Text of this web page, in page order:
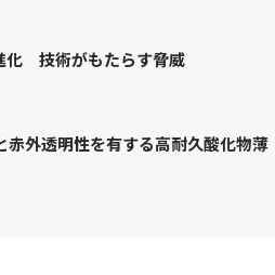
化 技術がもたらす脅威
赤外透明性を有する高耐久酸化物薄